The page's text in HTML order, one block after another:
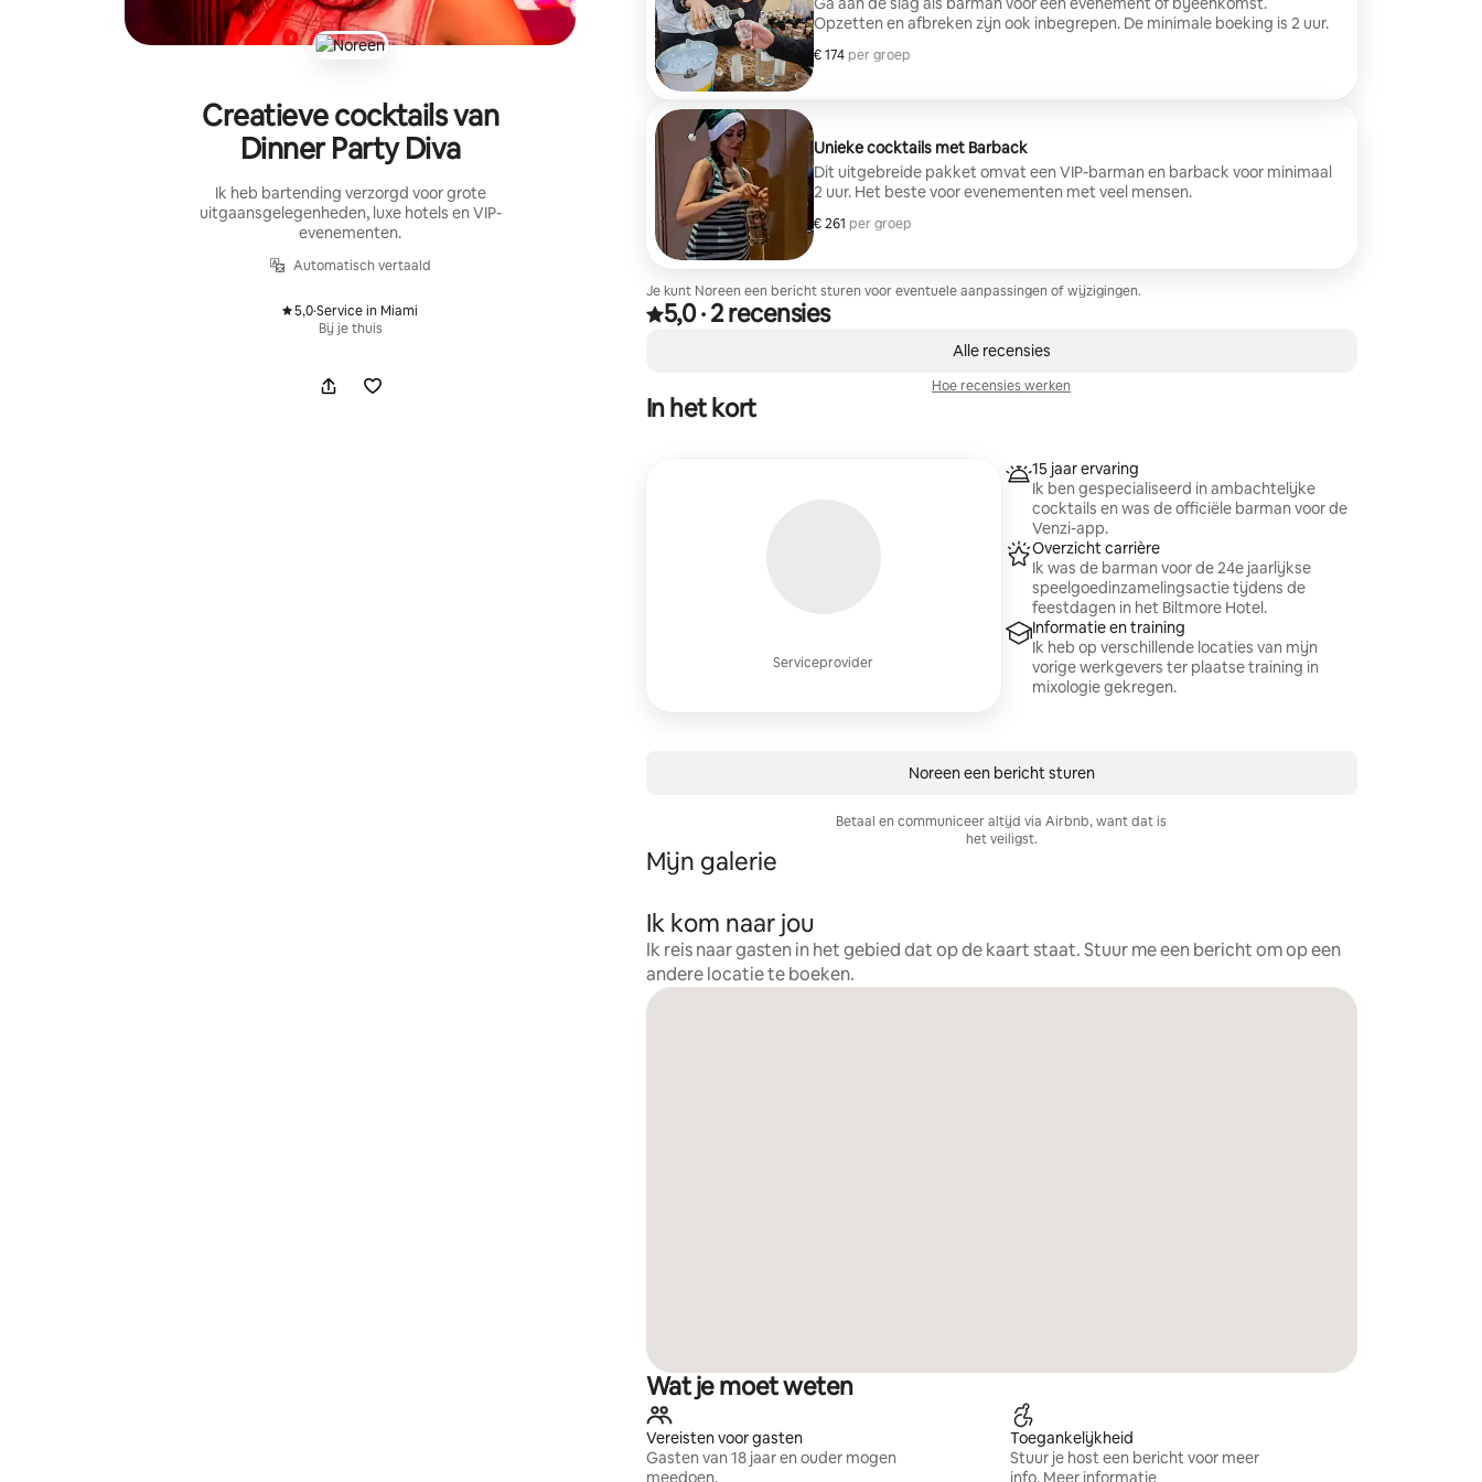
Creatieve cocktails van
Dinner Party Diva
Ik heb bartending verzorgd voor grote
uitgaansgelegenheden, luxe hotels en VIP-
evenementen.
Automatisch vertaald
5,0
, ·Service in Miami
Bij je thuis
Opzetten en afbreken zijn ook inbegrepen. De minimale boeking is 2 uur.
€ 174 per groep
€ 174 per groep
Unieke cocktails met Barback
Dit uitgebreide pakket omvat een VIP-barman en barback voor minimaal
2 uur. Het beste voor evenementen met veel mensen.
€ 261 per groep
€ 261 per groep
Je kunt Noreen een bericht sturen voor eventuele aanpassingen of wijzigingen.
5,0 van 5 sterren op basis van 2 recensies
5,0
, ·2 recensies
Alle recensies
Hoe recensies werken
In het kort
Serviceprovider
15 jaar ervaring
Ik ben gespecialiseerd in ambachtelijke
cocktails en was de officiële barman voor de
Venzi-app.
Overzicht carrière
Ik was de barman voor de 24e jaarlijkse
speelgoedinzamelingsactie tijdens de
feestdagen in het Biltmore Hotel.
Informatie en training
Ik heb op verschillende locaties van mijn
vorige werkgevers ter plaatse training in
mixologie gekregen.
Noreen een bericht sturen
Betaal en communiceer altijd via Airbnb, want dat is
het veiligst.
Mijn galerie
Ik kom naar jou
Ik reis naar gasten in het gebied dat op de kaart staat. Stuur me een bericht om op een
andere locatie te boeken.
Wat je moet weten
Vereisten voor gasten
Gasten van 18 jaar en ouder mogen
meedoen.
Toegankelijkheid
Stuur je host een bericht voor meer
info. Meer informatie